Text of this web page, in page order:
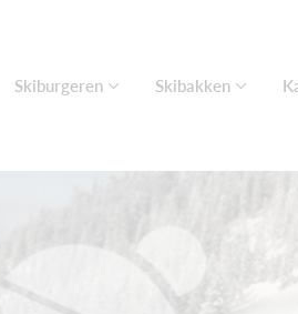
Skiburgeren Skibakken